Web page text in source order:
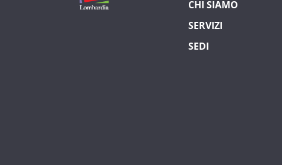
CHI SIAMO
SERVIZI
SEDI